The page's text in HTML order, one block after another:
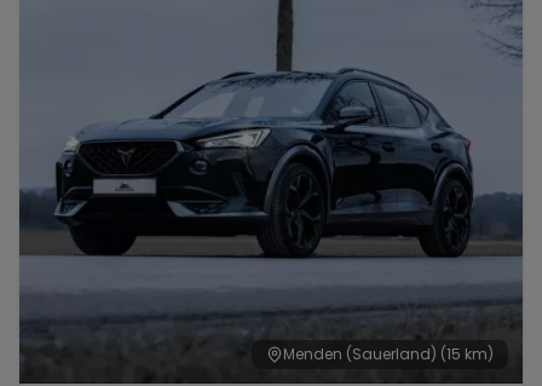
Menden (Sauerland) (15 km)